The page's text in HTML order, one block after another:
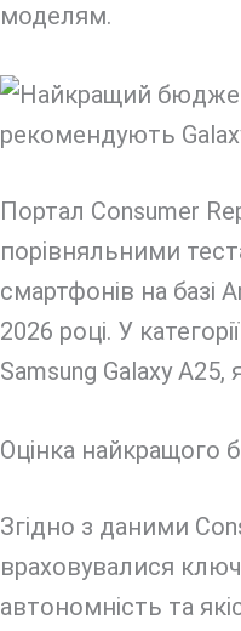
моделям.
Портал Consumer
порівняльними
смартфонів на базі
2026 році. У
Samsung Galaxy A25,
Оцінка
Згідно з даними
враховувалися
автономність та